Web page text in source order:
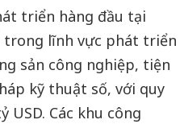
triển hàng đầu tại
trong lĩnh vực phát triển
sản công nghiệp, tiện
kỹ thuật số, với quy
Các khu công